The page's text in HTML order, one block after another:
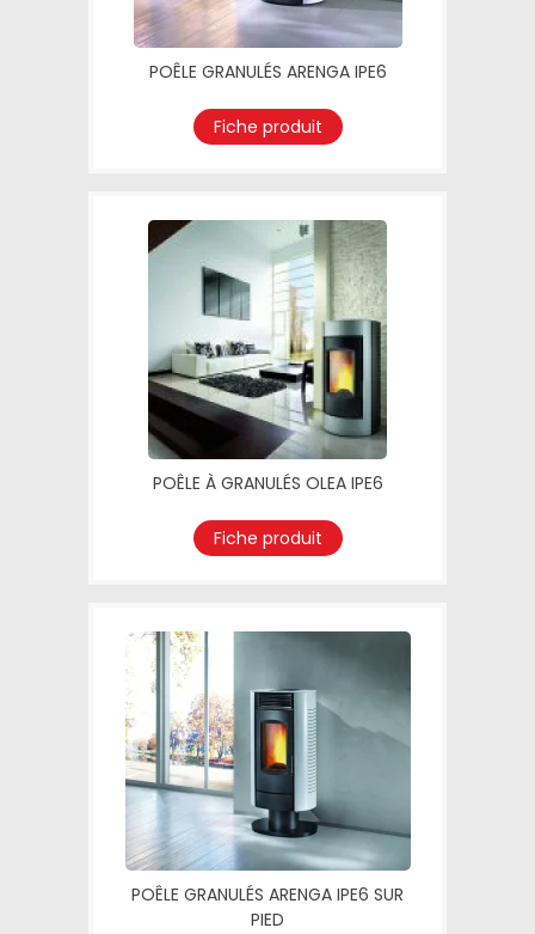
POÊLE GRANULÉS ARENGA IPE6
Fiche produit
POÊLE À GRANULÉS OLEA IPE6
Fiche produit
POÊLE GRANULÉS ARENGA IPE6 SUR
PIED